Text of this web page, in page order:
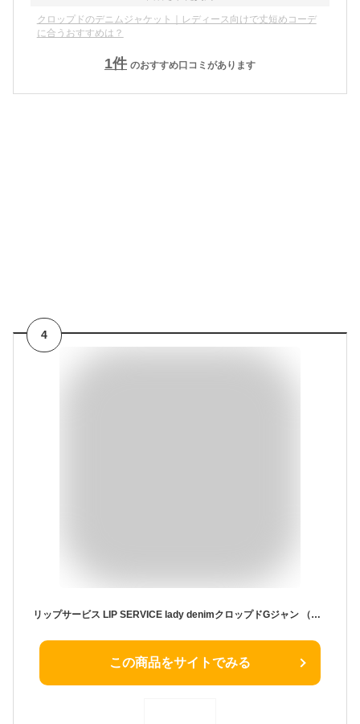
クロップドのデニムジャケット｜レディース向けで丈短めコーデ
に合うおすすめは？
1件 のおすすめ口コミがあります
4
リップサービス LIP SERVICE lady denimクロップドGジャン （ブリーチ）
この商品をサイトでみる